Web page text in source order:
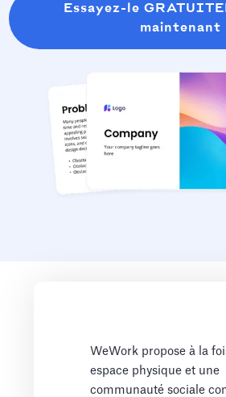
Essayez-le
maintenant
WeWork propose à la
espace physique et une
communauté sociale